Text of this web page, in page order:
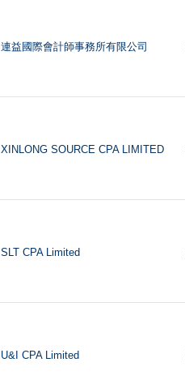
連益國際會計師事務所有限公司
XINLONG SOURCE CPA LIMITED
SLT CPA Limited
U&I CPA Limited